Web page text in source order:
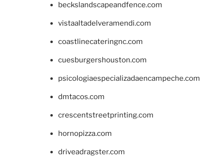
beckslandscapeandfence.com
vistaaltadelveramendi.com
coastlinecateringnc.com
cuesburgershouston.com
psicologiaespecializadaencampeche.com
dmtacos.com
crescentstreetprinting.com
hornopizza.com
driveadragster.com